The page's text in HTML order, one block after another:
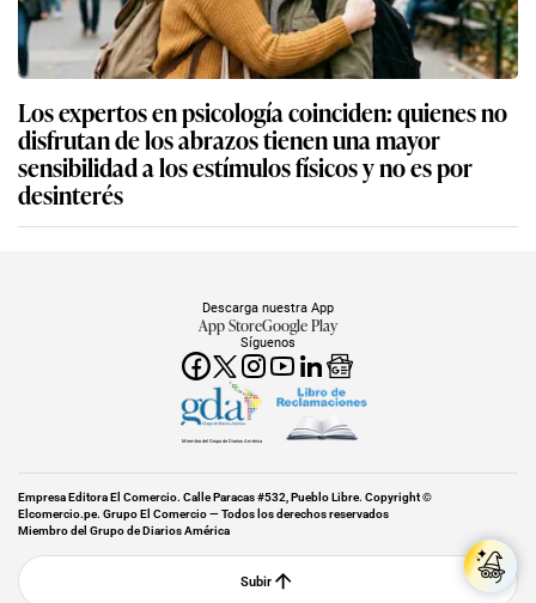
Los expertos en psicología coinciden: quienes no
disfrutan de los abrazos tienen una mayor
sensibilidad a los estímulos físicos y no es por
desinterés
Síguenos
Descarga nuestra App
App StoreGoogle Play
Miembro del Grupo de Diarios América
Empresa Editora El Comercio. Calle Paracas #532, Pueblo Libre. Copyright ©
Elcomercio.pe. Grupo El Comercio — Todos los derechos reservados
Miembro del Grupo de Diarios América
Subir